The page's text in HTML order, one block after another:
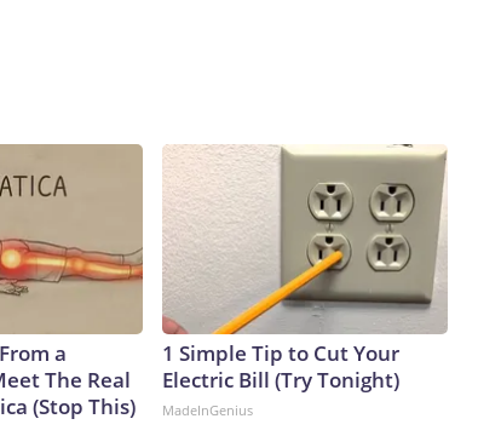
declaró: “No pienso en la situación financiera de
“No tengo prisa. Nunca piensas: ‘Oh, las elecciones
más tarde: “No me importan las elecciones
de esta semana, Trump también sugirió que
de limitarse a terminarla, a pesar de que, en este
remota. Cuando el presentador Trace
la partida y dejar de intentar negociar (dada la
sugirió que ese momento no llegaría
habla de las elecciones de mitad de periodo. Para
el Partido Republicano no dispone de mucho
derivados de la prolongada guerra resultaron
a
The Real
(Stop This)
1 Simple Tip to Cut Your
Electric Bill (Try Tonight)
MadeInGenius